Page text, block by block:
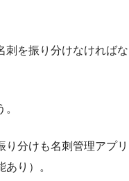
刺を振り分けなければな
分けも名刺管理アプリ
り）。